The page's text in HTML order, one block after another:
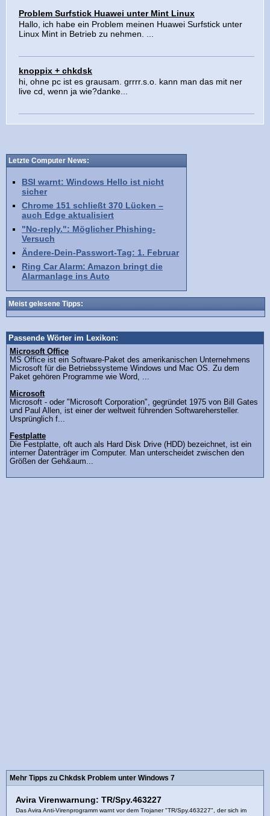
Problem Surfstick Huawei unter Mint Linux
Hallo, ich habe ein Problem meinen Huawei Surfstick unter
Linux Mint in Betrieb zu nehmen. ...
knoppix + chkdsk
hi, ohne pc ist es grausam. grrrr.s.o. kann man das mit ner
live cd, wenn ja wie?danke...
Letzte Computer News:
BSI warnt: Windows Hello ist nicht
sicher
Chrome 151 schließt 370 Lücken –
auch Edge aktualisiert
"No-reply.": Möglicher Phishing-
Versuch
Ändere-Dein-Passwort-Tag: 1. Februar
Ring Car Alarm: Amazon bringt die
Alarmanlage ins Auto
Meist gelesene Tipps:
Passende Wörter im Lexikon:
Microsoft Office
MS Office ist ein Software-Paket des amerikanischen Unternehmens
Microsoft für die Betriebssysteme Windows und Mac OS. Zu dem
Paket gehören Programme wie Word, ...
Microsoft
Microsoft - oder "Microsoft Corporation", gegründet 1975 von Bill Gates
und Paul Allen, ist einer der weltweit führenden Softwarehersteller.
Ursprünglich f...
Festplatte
Die Festplatte, oft auch als Hard Disk Drive (HDD) bezeichnet, ist ein
interner Datenträger im Computer. Man unterscheidet zwischen den
Größen der Geh&aum...
Mehr Tipps zu Chkdsk Problem unter Windows 7
Avira Virenwarnung: TR/Spy.463227
Das Avira Anti-Virenprogramm warnt vor dem Trojaner "TR/Spy.463227", der sich im